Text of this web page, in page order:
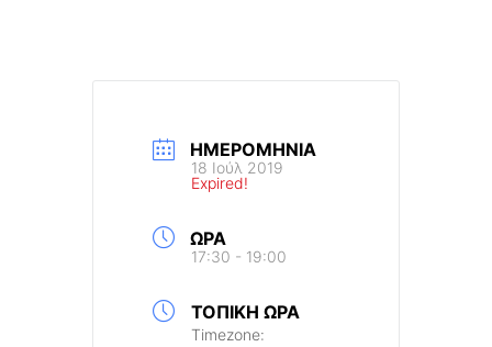
ΗΜΕΡΟΜΗΝΊΑ
18 Ιούλ 2019
Expired!
ΏΡΑ
17:30 - 19:00
ΤΟΠΙΚΉ ΏΡΑ
Timezone: